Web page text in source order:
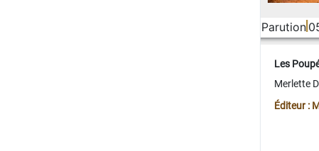
Parution
Les
Merlette
Éditeur :